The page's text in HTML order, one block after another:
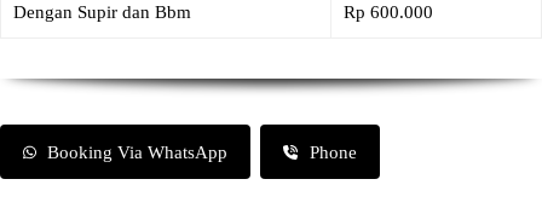
Dengan Supir dan Bbm Rp 600.000
Booking Via WhatsApp Phone